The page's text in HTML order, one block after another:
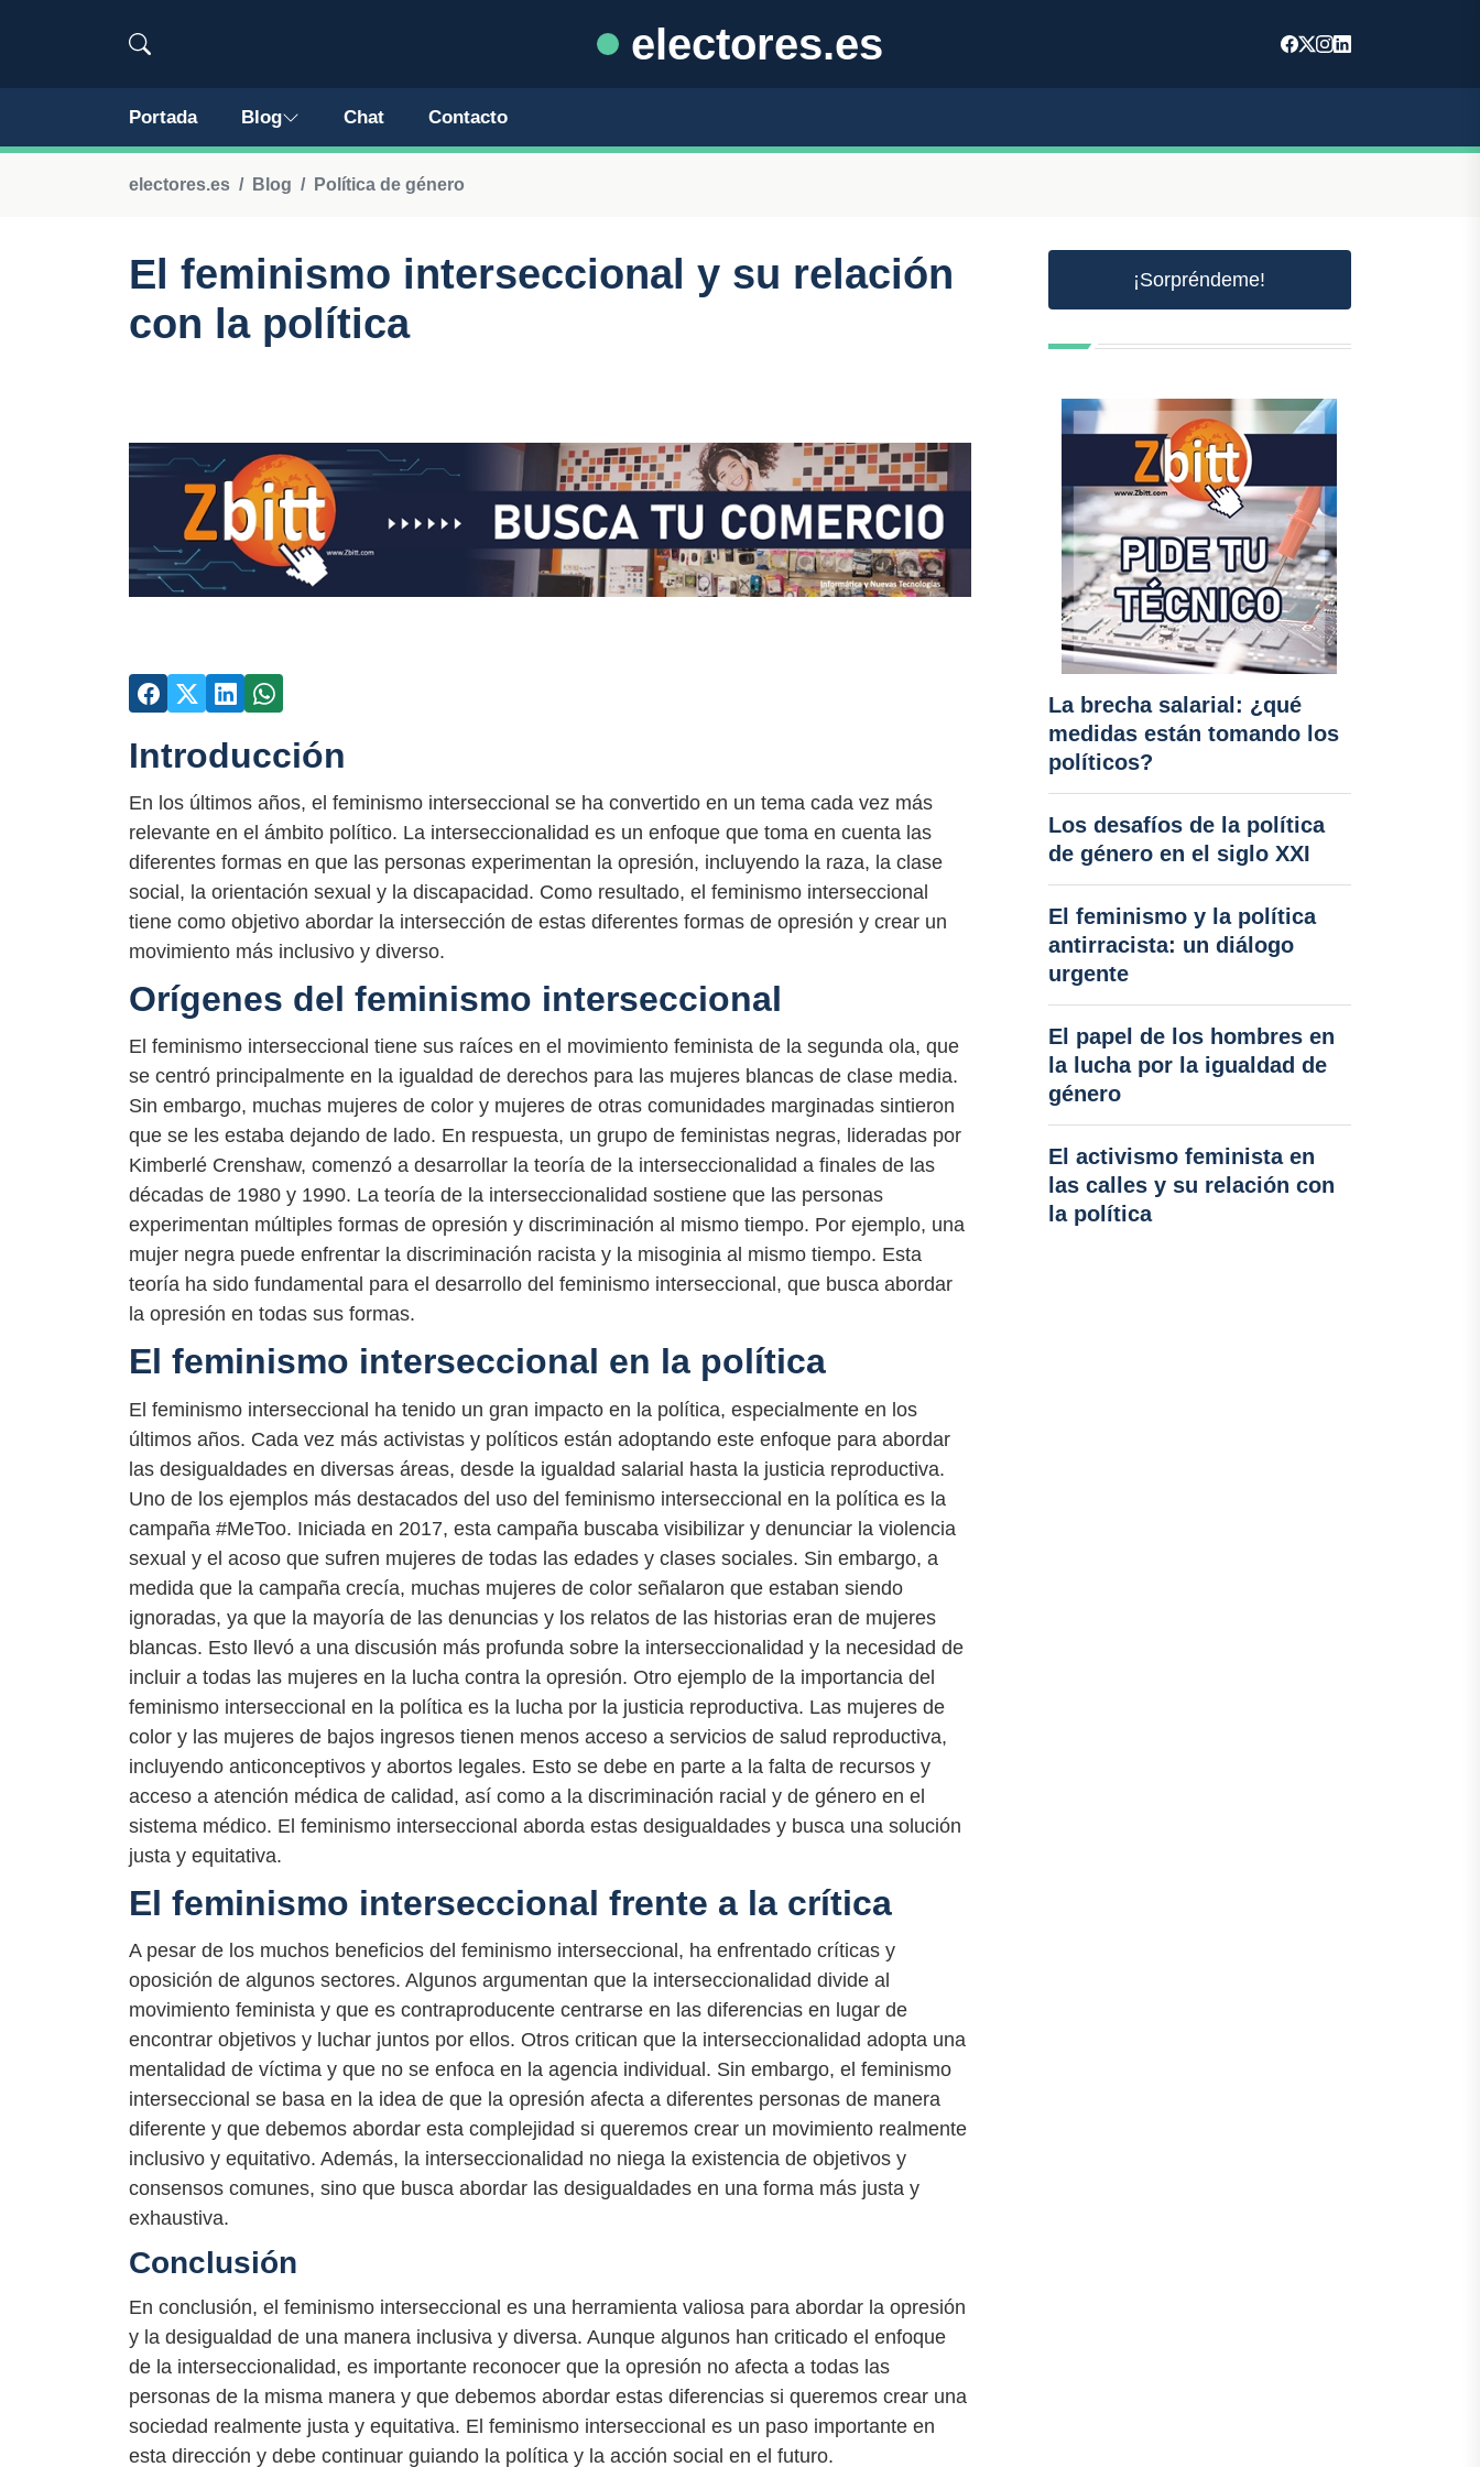
electores.es
Portada Blog Chat Contacto
electores.es Blog Política de género
El feminismo interseccional y su relación
con la política
Introducción
En los últimos años, el feminismo interseccional se ha convertido en un tema cada vez más
relevante en el ámbito político. La interseccionalidad es un enfoque que toma en cuenta las
diferentes formas en que las personas experimentan la opresión, incluyendo la raza, la clase
social, la orientación sexual y la discapacidad. Como resultado, el feminismo interseccional
tiene como objetivo abordar la intersección de estas diferentes formas de opresión y crear un
movimiento más inclusivo y diverso.
Orígenes del feminismo interseccional
El feminismo interseccional tiene sus raíces en el movimiento feminista de la segunda ola, que
se centró principalmente en la igualdad de derechos para las mujeres blancas de clase media.
Sin embargo, muchas mujeres de color y mujeres de otras comunidades marginadas sintieron
que se les estaba dejando de lado. En respuesta, un grupo de feministas negras, lideradas por
Kimberlé Crenshaw, comenzó a desarrollar la teoría de la interseccionalidad a finales de las
décadas de 1980 y 1990. La teoría de la interseccionalidad sostiene que las personas
experimentan múltiples formas de opresión y discriminación al mismo tiempo. Por ejemplo, una
mujer negra puede enfrentar la discriminación racista y la misoginia al mismo tiempo. Esta
teoría ha sido fundamental para el desarrollo del feminismo interseccional, que busca abordar
la opresión en todas sus formas.
El feminismo interseccional en la política
El feminismo interseccional ha tenido un gran impacto en la política, especialmente en los
últimos años. Cada vez más activistas y políticos están adoptando este enfoque para abordar
las desigualdades en diversas áreas, desde la igualdad salarial hasta la justicia reproductiva.
Uno de los ejemplos más destacados del uso del feminismo interseccional en la política es la
campaña #MeToo. Iniciada en 2017, esta campaña buscaba visibilizar y denunciar la violencia
sexual y el acoso que sufren mujeres de todas las edades y clases sociales. Sin embargo, a
medida que la campaña crecía, muchas mujeres de color señalaron que estaban siendo
ignoradas, ya que la mayoría de las denuncias y los relatos de las historias eran de mujeres
blancas. Esto llevó a una discusión más profunda sobre la interseccionalidad y la necesidad de
incluir a todas las mujeres en la lucha contra la opresión. Otro ejemplo de la importancia del
feminismo interseccional en la política es la lucha por la justicia reproductiva. Las mujeres de
color y las mujeres de bajos ingresos tienen menos acceso a servicios de salud reproductiva,
incluyendo anticonceptivos y abortos legales. Esto se debe en parte a la falta de recursos y
acceso a atención médica de calidad, así como a la discriminación racial y de género en el
sistema médico. El feminismo interseccional aborda estas desigualdades y busca una solución
justa y equitativa.
El feminismo interseccional frente a la crítica
A pesar de los muchos beneficios del feminismo interseccional, ha enfrentado críticas y
oposición de algunos sectores. Algunos argumentan que la interseccionalidad divide al
movimiento feminista y que es contraproducente centrarse en las diferencias en lugar de
encontrar objetivos y luchar juntos por ellos. Otros critican que la interseccionalidad adopta una
mentalidad de víctima y que no se enfoca en la agencia individual. Sin embargo, el feminismo
interseccional se basa en la idea de que la opresión afecta a diferentes personas de manera
diferente y que debemos abordar esta complejidad si queremos crear un movimiento realmente
inclusivo y equitativo. Además, la interseccionalidad no niega la existencia de objetivos y
consensos comunes, sino que busca abordar las desigualdades en una forma más justa y
exhaustiva.
Conclusión
En conclusión, el feminismo interseccional es una herramienta valiosa para abordar la opresión
y la desigualdad de una manera inclusiva y diversa. Aunque algunos han criticado el enfoque
de la interseccionalidad, es importante reconocer que la opresión no afecta a todas las
personas de la misma manera y que debemos abordar estas diferencias si queremos crear una
sociedad realmente justa y equitativa. El feminismo interseccional es un paso importante en
esta dirección y debe continuar guiando la política y la acción social en el futuro.
¡Sorpréndeme!
La brecha salarial: ¿qué
medidas están tomando los
políticos?
Los desafíos de la política
de género en el siglo XXI
El feminismo y la política
antirracista: un diálogo
urgente
El papel de los hombres en
la lucha por la igualdad de
género
El activismo feminista en
las calles y su relación con
la política